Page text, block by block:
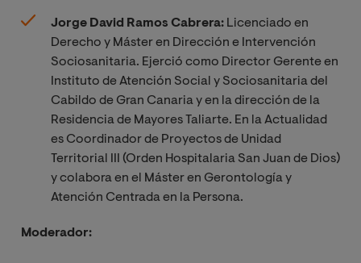
Jorge David Ramos Cabrera: Licenciado en
Derecho y Máster en Dirección e Intervención
Sociosanitaria. Ejerció como Director Gerente en
Instituto de Atención Social y Sociosanitaria del
Cabildo de Gran Canaria y en la dirección de la
Residencia de Mayores Taliarte. En la Actualidad
es Coordinador de Proyectos de Unidad
Territorial III (Orden Hospitalaria San Juan de Dios)
y colabora en el Máster en Gerontología y
Atención Centrada en la Persona.
Moderador: